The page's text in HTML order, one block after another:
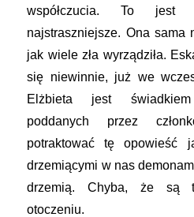
współczucia. To
najstraszniejsze. Ona sama
jak wiele zła wyrządziła.
się niewinnie, już we
Elżbieta jest
poddanych przez
potraktować tę opowieść
drzemiącymi w nas
drzemią. Chyba, że są
otoczeniu.